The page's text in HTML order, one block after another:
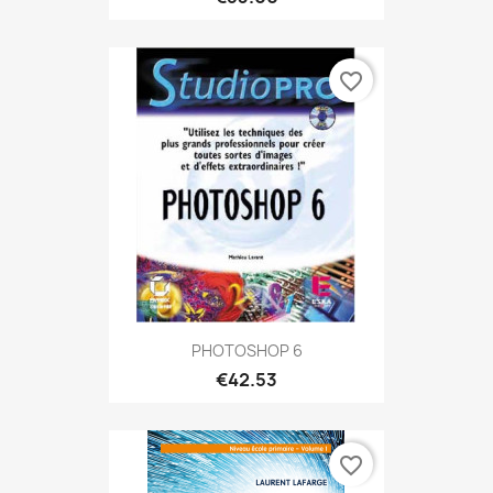
PHOTOSHOP 6
€42.53
favorite_border
favorite_border